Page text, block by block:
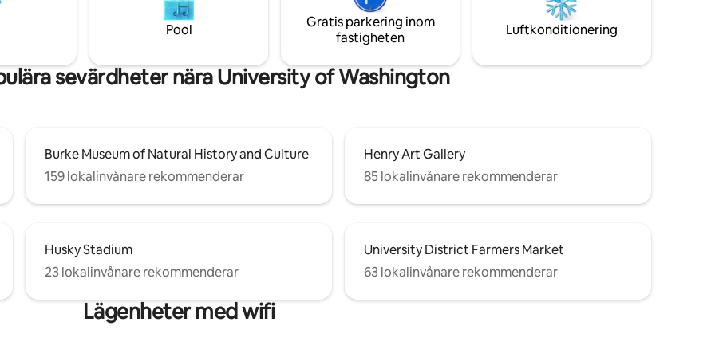
Hospital. Det finns en
inom fastigheten. Njut av
med allt Seattle har att
loungerum med en Smart TV. Vi
levererar kaffe, te,
duschbekvämligheter. Det finns massor
massor att göra i området.
parkering. Njut av avskildheten på en hel
våning med elegant finish och
genomtänkta detaljer.
Pool
Gratis parkering inom
fastigheten
Luftkonditionering
sevärdheter nära University of Washington
Burke Museum of Natural History and Culture
159 lokalinvånare rekommenderar
Henry Art Gallery
85 lokalinvånare rekommenderar
Husky Stadium
23 lokalinvånare rekommenderar
University District Farmers Market
63 lokalinvånare rekommenderar
Lägenheter med wifi